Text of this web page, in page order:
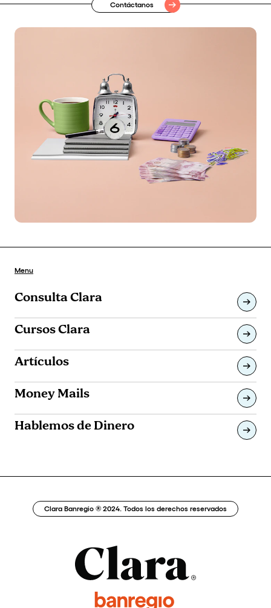
Contáctanos
Menu
Consulta Clara
Cursos Clara
Artículos
Money Mails
Hablemos de Dinero
Clara Banregio ® 2024. Todos los derechos reservados